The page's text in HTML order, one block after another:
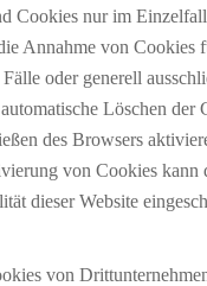
Cookies nur im Einzelfall
Annahme von Cookies
oder generell
Löschen der
des Browsers
von Cookies kann
dieser Website
von